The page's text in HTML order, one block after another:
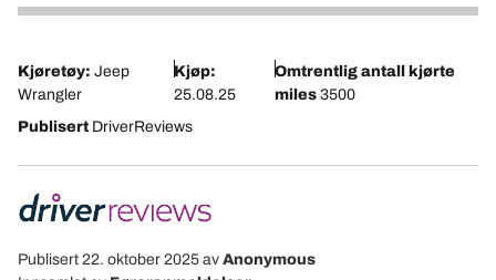
5
Kjøretøy: Jeep
Wrangler
Kjøp:
25.08.25
Omtrentlig antall kjørte
miles3500
Publisert DriverReviews
Publisert 22. oktober 2025 av Anonymous